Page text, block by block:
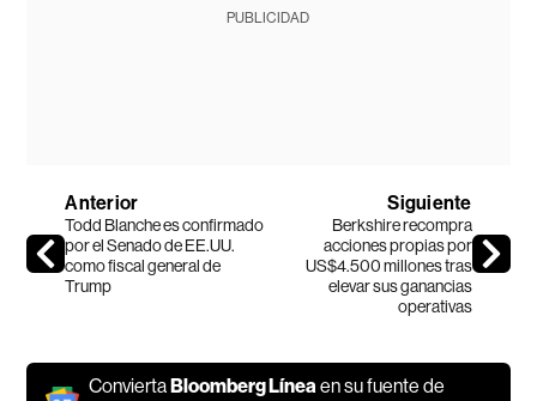
PUBLICIDAD
Anterior
Todd Blanche es confirmado
por el Senado de EE.UU.
como fiscal general de
Trump
Siguiente
Berkshire recompra
acciones propias por
US$4.500 millones tras
elevar sus ganancias
operativas
ConviertaBloomberg Línea en su fuente de